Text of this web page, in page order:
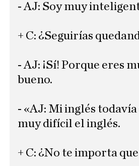
- AJ: Soy muy
+ C: ¿Seguirías
- AJ: ¡Sí! Porque eres
bueno.
- «AJ: Mi inglés
muy difícil el inglés.
+ C: ¿No te importa